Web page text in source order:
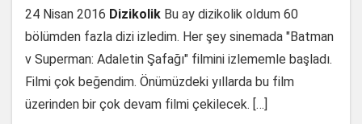
24 Nisan 2016 Dizikolik Bu ay dizikolik oldum 60
bölümden fazla dizi izledim. Her şey sinemada "Batman
v Superman: Adaletin Şafağı" filmini izlememle başladı.
Filmi çok beğendim. Önümüzdeki yıllarda bu film
üzerinden bir çok devam filmi çekilecek. […]